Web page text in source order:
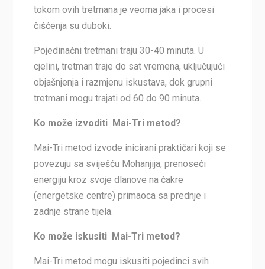
tokom ovih tretmana je veoma jaka i procesi
čišćenja su duboki.
Pojedinačni tretmani traju 30-40 minuta. U
cjelini, tretman traje do sat vremena, uključujući
objašnjenja i razmjenu iskustava, dok grupni
tretmani mogu trajati od 60 do 90 minuta.
Ko može izvoditi Mai-Tri metod?
Mai-Tri metod izvode inicirani praktičari koji se
povezuju sa sviješću Mohanjija, prenoseći
energiju kroz svoje dlanove na čakre
(energetske centre) primaoca sa prednje i
zadnje strane tijela.
Ko može iskusiti Mai-Tri metod?
Mai-Tri metod mogu iskusiti pojedinci svih